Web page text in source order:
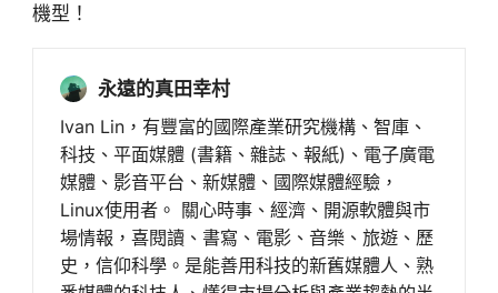
機型！
永遠的真田幸村
Ivan Lin，有豐富的國際產業研究機構、智庫、
科技、平面媒體 (書籍、雜誌、報紙)、電子廣電
媒體、影音平台、新媒體、國際媒體經驗，
Linux使用者。 關心時事、經濟、開源軟體與市
場情報，喜閱讀、書寫、電影、音樂、旅遊、歷
史，信仰科學。是能善用科技的新舊媒體人、熟